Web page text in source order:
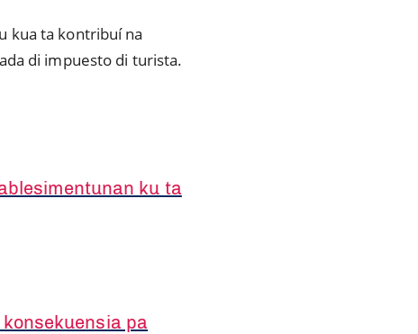
kua ta kontribuí na
di impuesto di turista.
ku ta
pa